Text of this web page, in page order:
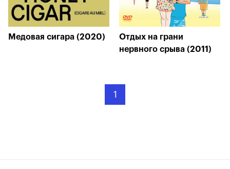
Медовая сигара (2020)
Отдых на грани
нервного срыва (2011)
1